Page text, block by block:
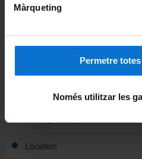
Màrqueting
Permetre
Només utilitzar les
Teaching staff
Information points
Administration
Directory
Location